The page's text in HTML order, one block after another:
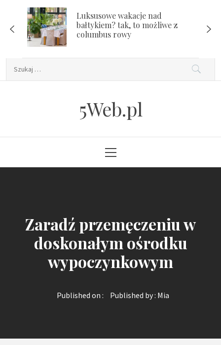
content
Luksusowe wakacje nad
bałtykiem? tak, to możliwe z
columbus rowy
5Web.pl
Menu
Zaradź przemęczeniu w
doskonałym ośrodku
wypoczynkowym
Published on : Published by : Mia